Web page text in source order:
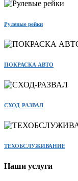
Рулевые рейки
ПОКРАСКА АВТО
СХОД-РАЗВАЛ
ТЕХОБСЛУЖИВАНИЕ
Наши услуги